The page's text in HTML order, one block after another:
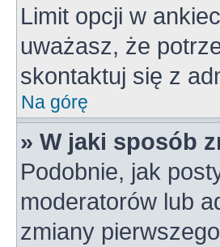
Limit opcji w
uważasz, że
skontaktuj się z
Na górę
» W jaki sposób
Podobnie, jak
moderatorów lub
zmiany